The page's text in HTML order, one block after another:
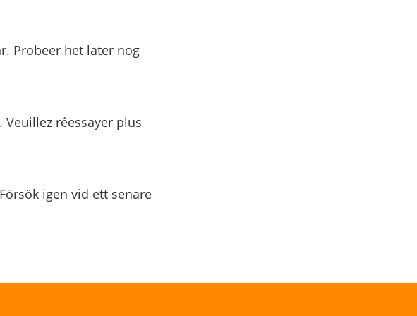
Probeer het later nog
rêessayer plus
igen vid ett senare